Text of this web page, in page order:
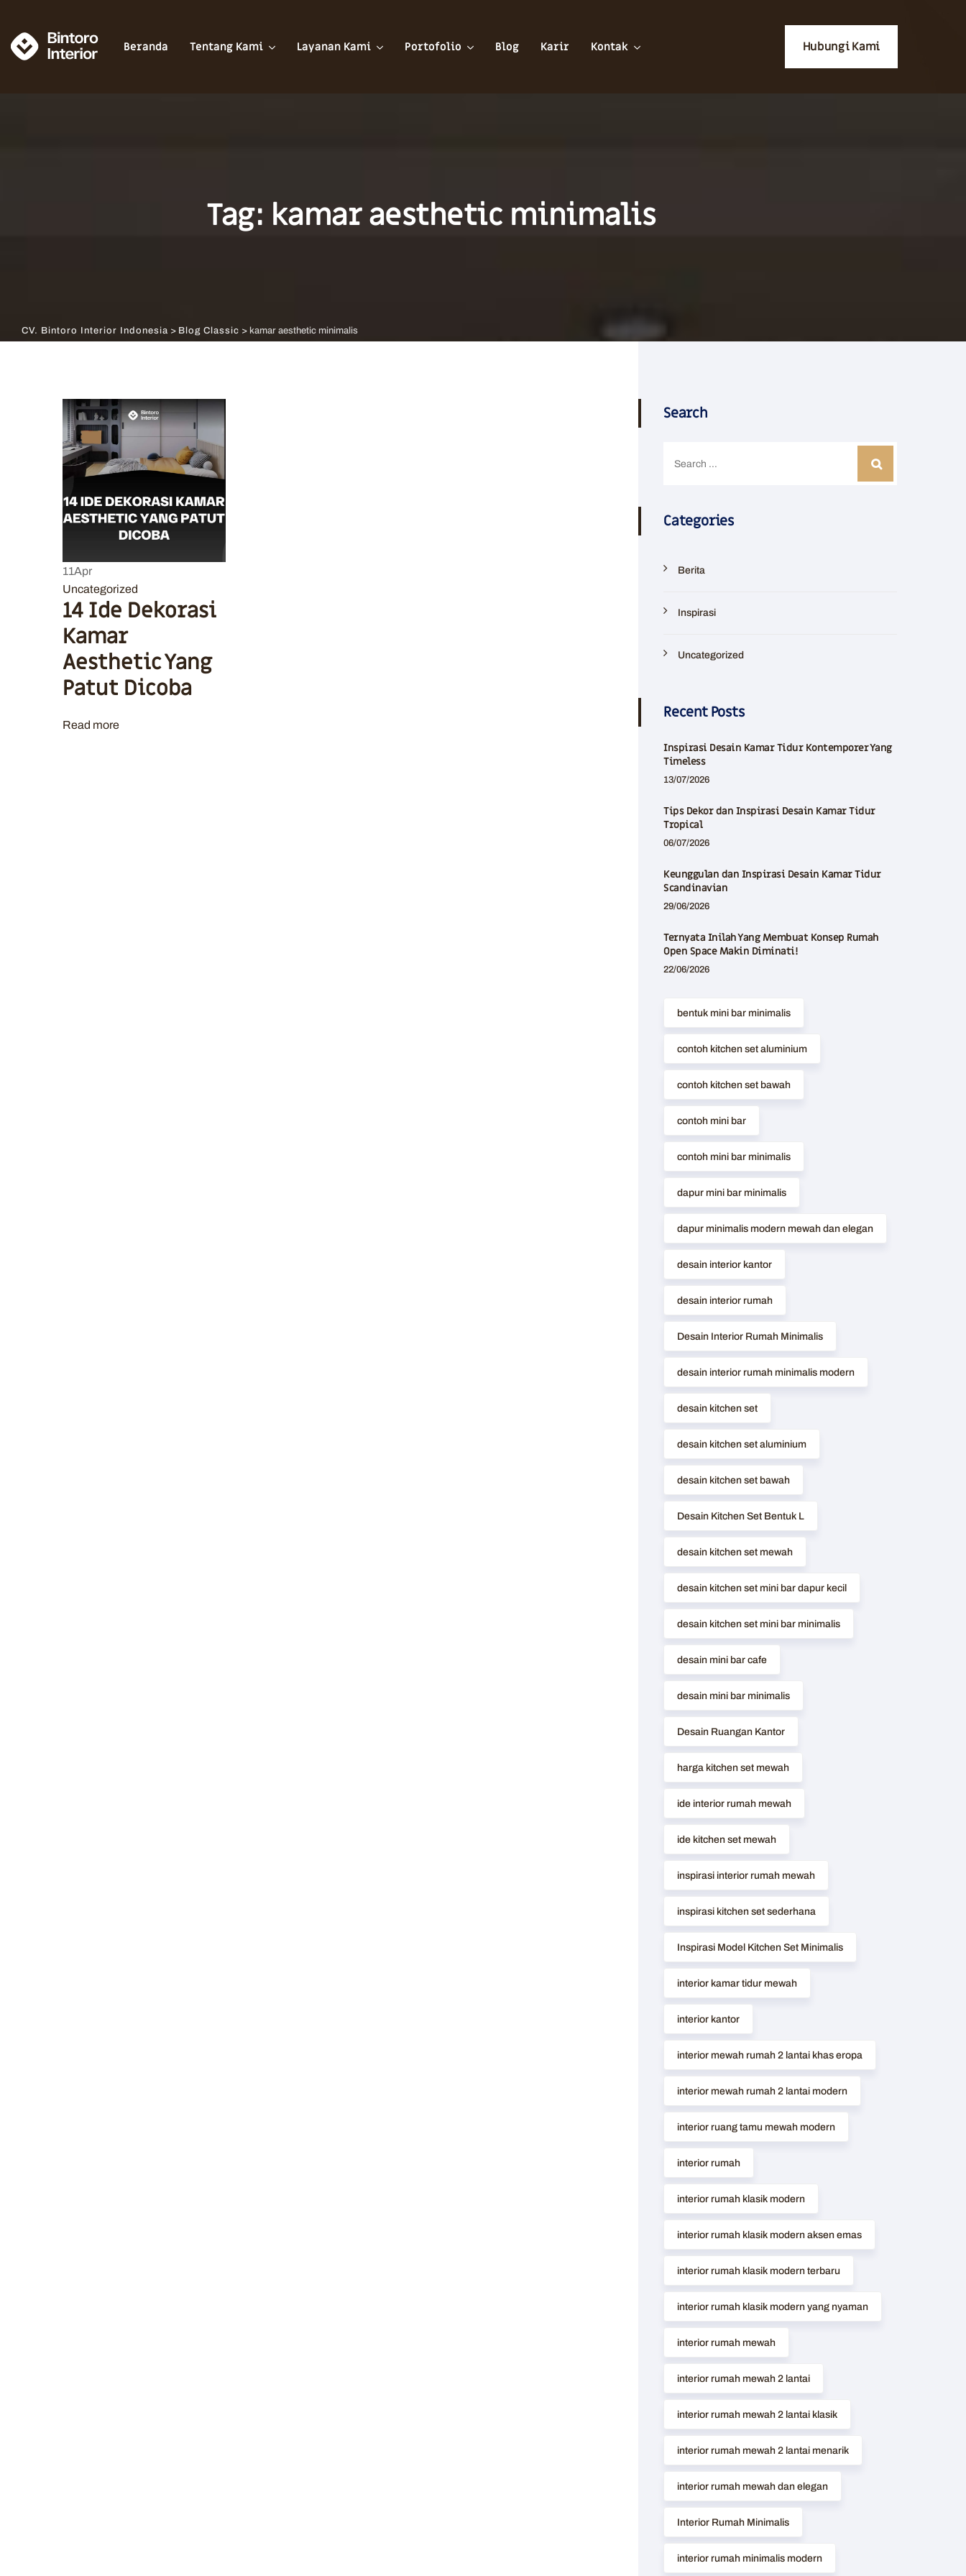
Beranda Tentang Kami Layanan Kami Portofolio Blog Karir Kontak Hubungi Kami
Tag: kamar aesthetic minimalis
CV. Bintoro Interior Indonesia > Blog Classic > kamar aesthetic minimalis
11Apr
Uncategorized
14 Ide Dekorasi
Kamar
Aesthetic Yang
Patut Dicoba
Read more
Search
Categories
Berita
Inspirasi
Uncategorized
Recent Posts
Inspirasi Desain Kamar Tidur Kontemporer Yang
Timeless
13/07/2026
Tips Dekor dan Inspirasi Desain Kamar Tidur
Tropical
06/07/2026
Keunggulan dan Inspirasi Desain Kamar Tidur
Scandinavian
29/06/2026
Ternyata Inilah Yang Membuat Konsep Rumah
Open Space Makin Diminati!
22/06/2026
bentuk mini bar minimalis
contoh kitchen set aluminium
contoh kitchen set bawah
contoh mini bar
contoh mini bar minimalis
dapur mini bar minimalis
dapur minimalis modern mewah dan elegan
desain interior kantor
desain interior rumah
Desain Interior Rumah Minimalis
desain interior rumah minimalis modern
desain kitchen set
desain kitchen set aluminium
desain kitchen set bawah
Desain Kitchen Set Bentuk L
desain kitchen set mewah
desain kitchen set mini bar dapur kecil
desain kitchen set mini bar minimalis
desain mini bar cafe
desain mini bar minimalis
Desain Ruangan Kantor
harga kitchen set mewah
ide interior rumah mewah
ide kitchen set mewah
inspirasi interior rumah mewah
inspirasi kitchen set sederhana
Inspirasi Model Kitchen Set Minimalis
interior kamar tidur mewah
interior kantor
interior mewah rumah 2 lantai khas eropa
interior mewah rumah 2 lantai modern
interior ruang tamu mewah modern
interior rumah
interior rumah klasik modern
interior rumah klasik modern aksen emas
interior rumah klasik modern terbaru
interior rumah klasik modern yang nyaman
interior rumah mewah
interior rumah mewah 2 lantai
interior rumah mewah 2 lantai klasik
interior rumah mewah 2 lantai menarik
interior rumah mewah dan elegan
Interior Rumah Minimalis
interior rumah minimalis modern